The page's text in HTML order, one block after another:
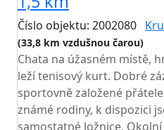
Číslo objektu: 2002080
(33,8 km vzdušnou čarou)
Chata na úžasném místě,
leží tenisový kurt. Dobré
sportovně založené
známé rodiny, k dispozici
samostatné ložnice. Okolní